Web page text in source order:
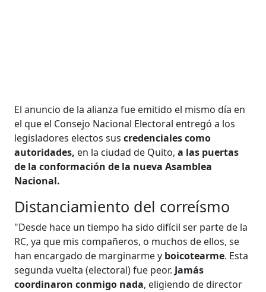
El anuncio de la alianza fue emitido el mismo día en
el que el Consejo Nacional Electoral entregó a los
legisladores electos suscredenciales como
autoridades, en la ciudad de Quito,a las puertas
de la conformación de la nueva Asamblea
Nacional.
Distanciamiento del correísmo
"Desde hace un tiempo ha sido difícil ser parte de la
RC, ya que mis compañeros, o muchos de ellos, se
han encargado de marginarme y boicotearme. Esta
segunda vuelta (electoral) fue peor. Jamás
coordinaron conmigo nada, eligiendo de director